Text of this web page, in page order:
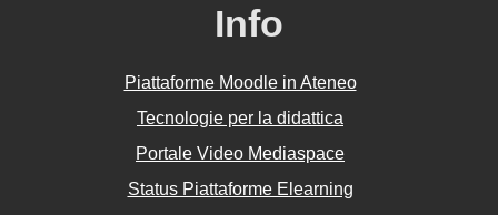
Info
Piattaforme Moodle in Ateneo
Tecnologie per la didattica
Portale Video Mediaspace
Status Piattaforme Elearning